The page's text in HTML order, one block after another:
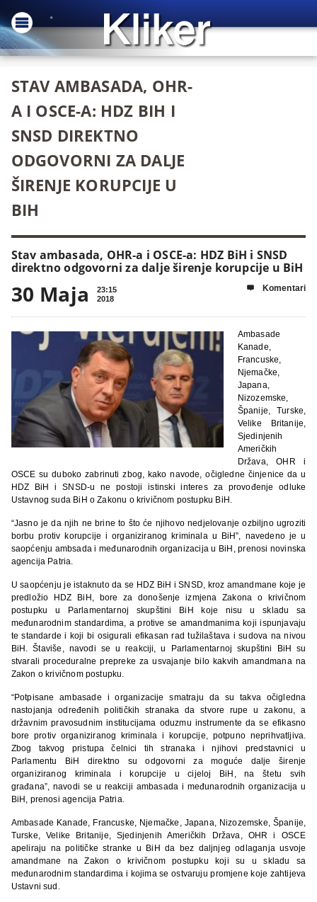
STAV AMBASADA, OHR-
A I OSCE-A: HDZ BIH I
SNSD DIREKTNO
ODGOVORNI ZA DALJE
ŠIRENJE KORUPCIJE U
BIH
Stav ambasada, OHR-a i OSCE-a: HDZ BiH i SNSD
direktno odgovorni za dalje širenje korupcije u BiH
30 Maja
23:15
2018
 Komentari
Ambasade
Kanade,
Francuske,
Njemačke,
Japana,
Nizozemske,
Španije, Turske,
Velike Britanije,
Sjedinjenih
Američkih
Država, OHR i
OSCE su duboko zabrinuti zbog, kako navode, očigledne činjenice da u
HDZ BiH i SNSD-u ne postoji istinski interes za provođenje odluke
Ustavnog suda BiH o Zakonu o krivičnom postupku BiH.
“Jasno je da njih ne brine to što će njihovo nedjelovanje ozbiljno ugroziti
borbu protiv korupcije i organiziranog kriminala u BiH”, navedeno je u
saopćenju ambsada i međunarodnih organizacija u BiH, prenosi novinska
agencija Patria.
U saopćenju je istaknuto da se HDZ BiH i SNSD, kroz amandmane koje je
predložio HDZ BiH, bore za donošenje izmjena Zakona o krivičnom
postupku u Parlamentarnoj skupštini BiH koje nisu u skladu sa
međunarodnim standardima, a protive se amandmanima koji ispunjavaju
te standarde i koji bi osigurali efikasan rad tužilaštava i sudova na nivou
BiH. Štaviše, navodi se u reakciji, u Parlamentarnoj skupštini BiH su
stvarali proceduralne prepreke za usvajanje bilo kakvih amandmana na
Zakon o krivičnom postupku.
“Potpisane ambasade i organizacije smatraju da su takva očigledna
nastojanja određenih političkih stranaka da stvore rupe u zakonu, a
državnim pravosudnim institucijama oduzmu instrumente da se efikasno
bore protiv organiziranog kriminala i korupcije, potpuno neprihvatljiva.
Zbog takvog pristupa čelnici tih stranaka i njihovi predstavnici u
Parlamentu BiH direktno su odgovorni za moguće dalje širenje
organiziranog kriminala i korupcije u cijeloj BiH, na štetu svih
građana”, navodi se u reakciji ambasada i međunarodnih organizacija u
BiH, prenosi agencija Patria.
Ambasade Kanade, Francuske, Njemačke, Japana, Nizozemske, Španije,
Turske, Velike Britanije, Sjedinjenih Američkih Država, OHR i OSCE
apeliraju na političke stranke u BiH da bez daljnjeg odlaganja usvoje
amandmane na Zakon o krivičnom postupku koji su u skladu sa
međunarodnim standardima i kojima se ostvaruju promjene koje zahtijeva
Ustavni sud.